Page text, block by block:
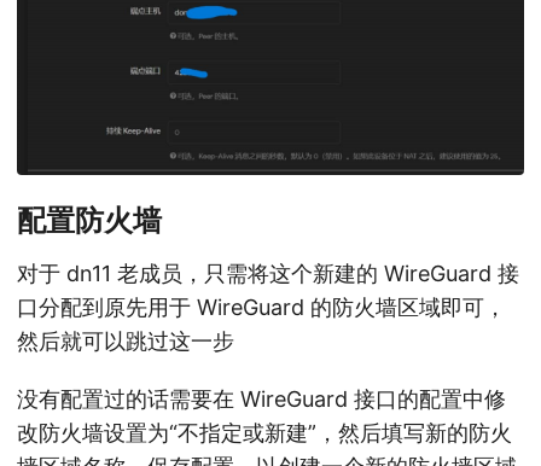
配置防火墙
对于 dn11 老成员，只需将这个新建的 WireGuard 接
口分配到原先用于 WireGuard 的防火墙区域即可，
然后就可以跳过这一步
没有配置过的话需要在 WireGuard 接口的配置中修
改防火墙设置为“不指定或新建”，然后填写新的防火